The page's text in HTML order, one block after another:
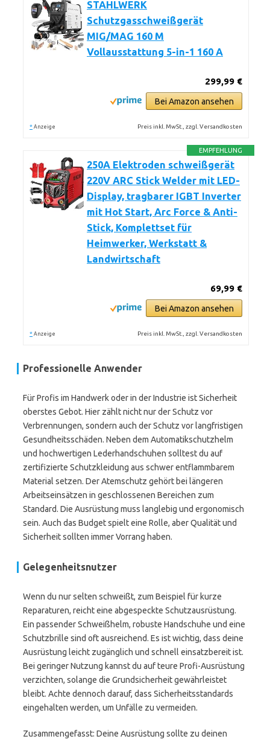
STAHLWERK
Schutzgasschweißgerät
MIG/MAG 160 M
Vollausstattung 5-in-1 160 A
299,99 €
Bei Amazon ansehen
* Anzeige Preis inkl. MwSt., zzgl. Versandkosten
EMPFEHLUNG
250A Elektroden schweißgerät
220V ARC Stick Welder mit LED-
Display, tragbarer IGBT Inverter
mit Hot Start, Arc Force & Anti-
Stick, Komplettset für
Heimwerker, Werkstatt &
Landwirtschaft
69,99 €
Bei Amazon ansehen
* Anzeige Preis inkl. MwSt., zzgl. Versandkosten
Professionelle Anwender
Für Profis im Handwerk oder in der Industrie ist Sicherheit
oberstes Gebot. Hier zählt nicht nur der Schutz vor
Verbrennungen, sondern auch der Schutz vor langfristigen
Gesundheitsschäden. Neben dem Automatikschutzhelm
und hochwertigen Lederhandschuhen solltest du auf
zertifizierte Schutzkleidung aus schwer entflammbarem
Material setzen. Der Atemschutz gehört bei längeren
Arbeitseinsätzen in geschlossenen Bereichen zum
Standard. Die Ausrüstung muss langlebig und ergonomisch
sein. Auch das Budget spielt eine Rolle, aber Qualität und
Sicherheit sollten immer Vorrang haben.
Gelegenheitsnutzer
Wenn du nur selten schweißt, zum Beispiel für kurze
Reparaturen, reicht eine abgespeckte Schutzausrüstung.
Ein passender Schweißhelm, robuste Handschuhe und eine
Schutzbrille sind oft ausreichend. Es ist wichtig, dass deine
Ausrüstung leicht zugänglich und schnell einsatzbereit ist.
Bei geringer Nutzung kannst du auf teure Profi-Ausrüstung
verzichten, solange die Grundsicherheit gewährleistet
bleibt. Achte dennoch darauf, dass Sicherheitsstandards
eingehalten werden, um Unfälle zu vermeiden.
Zusammengefasst: Deine Ausrüstung sollte zu deinen